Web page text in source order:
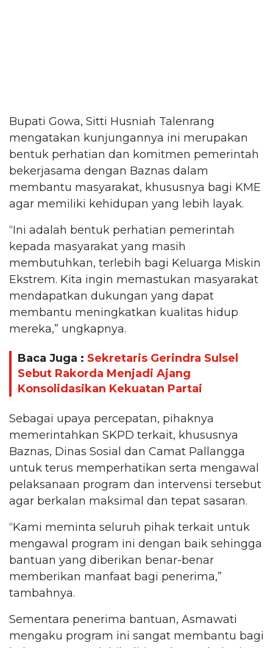
Bupati Gowa, Sitti Husniah Talenrang
mengatakan kunjungannya ini merupakan
bentuk perhatian dan komitmen pemerintah
bekerjasama dengan Baznas dalam
membantu masyarakat, khususnya bagi KME
agar memiliki kehidupan yang lebih layak.
“Ini adalah bentuk perhatian pemerintah
kepada masyarakat yang masih
membutuhkan, terlebih bagi Keluarga Miskin
Ekstrem. Kita ingin memastukan masyarakat
mendapatkan dukungan yang dapat
membantu meningkatkan kualitas hidup
mereka,” ungkapnya.
Baca Juga : Sekretaris Gerindra Sulsel
Sebut Rakorda Menjadi Ajang
Konsolidasikan Kekuatan Partai
Sebagai upaya percepatan, pihaknya
memerintahkan SKPD terkait, khususnya
Baznas, Dinas Sosial dan Camat Pallangga
untuk terus memperhatikan serta mengawal
pelaksanaan program dan intervensi tersebut
agar berkalan maksimal dan tepat sasaran.
“Kami meminta seluruh pihak terkait untuk
mengawal program ini dengan baik sehingga
bantuan yang diberikan benar-benar
memberikan manfaat bagi penerima,”
tambahnya.
Sementara penerima bantuan, Asmawati
mengaku program ini sangat membantu bagi